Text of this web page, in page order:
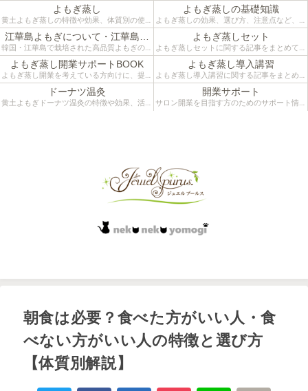
よもぎ蒸し
黄土よもぎ蒸しの特徴や効果、体質別の使い
方などをご紹介するカテゴリーです。
よもぎ蒸しの基礎知識
よもぎ蒸しの効果、選び方、注意点など、は
じめての方にも分かりやすく解説していま
す。施術者目線のリアルな情報をお届けして
います。
江華島よもぎについて・江華島ツ
アー
韓国・江華島で栽培された高品質よもぎの魅
力と、よもぎ蒸しへの活用法をまとめたカテ
ゴリーです。
よもぎ蒸しセット
よもぎ蒸しセットに関する記事をまとめてい
ます。江華島よもぎと黄土椅子を組み合わせ
た本格仕様。自宅温活やサロン導入にも役立
つ活用法をご紹介。
よもぎ蒸し開業サポートBOOK
よもぎ蒸し開業を考えている方向けに、提案
術・接客・カウンセリングなど実践的な知識
をまとめたサポートBOOKのカテゴリーで
す。
よもぎ蒸し導入講習
よもぎ蒸し導入講習に関する記事をまとめて
います。開業準備や施術導入を検討中の方に
向けて、椅子や薬草の選び方、空間づくりや
接客の工夫、導入事例をご紹介します。
ドーナツ温灸
黄土よもぎドーナツ温灸の特徴や効果、活用
開業サポート
サロン開業を目指す方のためのサポート情報
朝食は必要？食べた方がいい人・食
べない方がいい人の特徴と選び方
【体質別解説】